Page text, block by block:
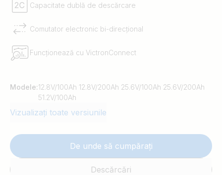
Capacitate dublă de descărcare
Comutator electronic bi-direcțional
Funcționează cu VictronConnect
Modele:12.8V/100Ah 12.8V/200Ah 25.6V/100Ah 25.6V/200Ah
51.2V/100Ah
Vizualizați toate versiunile
De unde să cumpărați
Descărcări